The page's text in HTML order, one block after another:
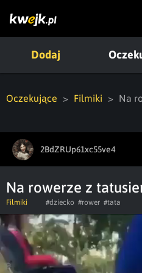
Dodaj
Oczekujące Filmiki Na
2BdZRUp61xc55ve4
Na rowerze z
Filmiki #dziecko #rower #tata